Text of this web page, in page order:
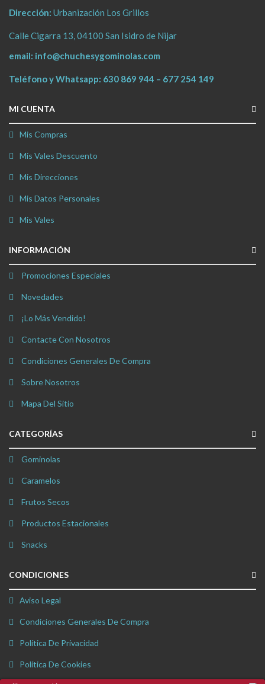
Dirección: Urbanización Los Grillos
Calle Cigarra 13, 04100 San Isidro de Nijar
email: info@chuchesygominolas.com
Teléfono y Whatsapp: 630 869 944 – 677 254 149
MI CUENTA
Mis Compras
Mis Vales Descuento
Mis Direcciones
Mis Datos Personales
Mis Vales
INFORMACIÓN
Promociones Especiales
Novedades
¡Lo Más Vendido!
Contacte Con Nosotros
Condiciones Generales De Compra
Sobre Nosotros
Mapa Del Sitio
CATEGORÍAS
Gominolas
Caramelos
Frutos Secos
Productos Estacionales
Snacks
CONDICIONES
Aviso Legal
Condiciones Generales De Compra
Política De Privacidad
Política De Cookies